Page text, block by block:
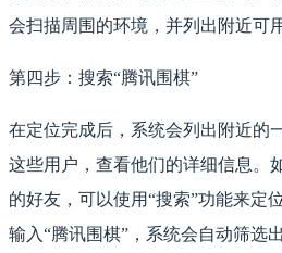
会扫描周围的环境，并列出附近可
第四步：搜索“腾讯围棋”
在定位完成后，系统会列出附近的
这些用户，查看他们的详细信息。
的好友，可以使用“搜索”功能来定
输入“腾讯围棋”，系统会自动筛选